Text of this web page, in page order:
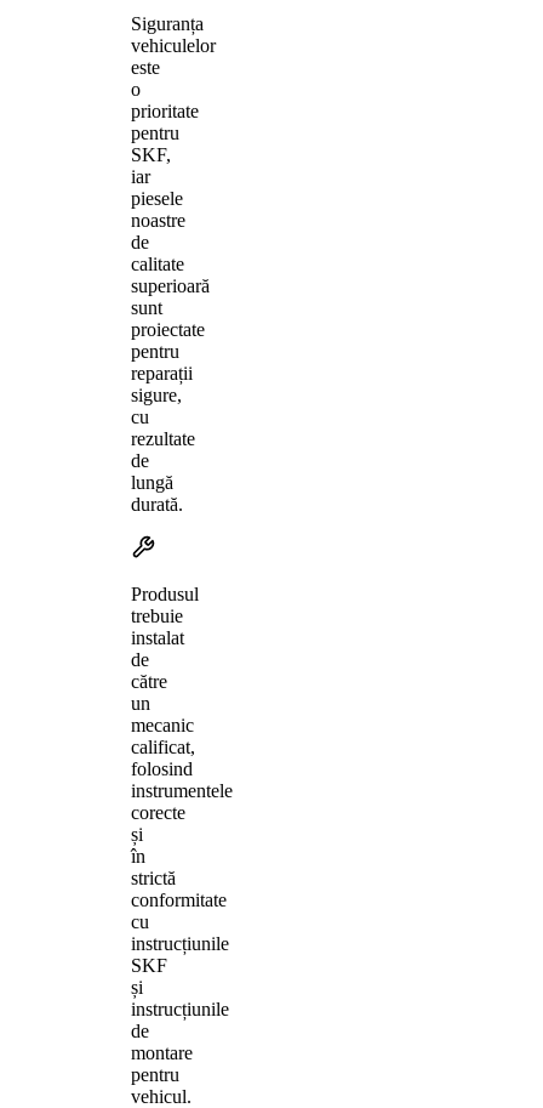
Siguranța
vehiculelor
este
o
prioritate
pentru
SKF,
iar
piesele
noastre
de
calitate
superioară
sunt
proiectate
pentru
reparații
sigure,
cu
rezultate
de
lungă
durată.
Produsul
trebuie
instalat
de
către
un
mecanic
calificat,
folosind
instrumentele
corecte
și
în
strictă
conformitate
cu
instrucțiunile
SKF
și
instrucțiunile
de
montare
pentru
vehicul.